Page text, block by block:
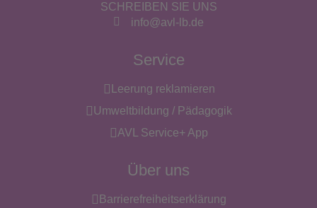
SCHREIBEN SIE UNS
info@avl-lb.de
Service
Leerung reklamieren
Umweltbildung / Pädagogik
AVL Service+ App
Über uns
Barrierefreiheitserklärung